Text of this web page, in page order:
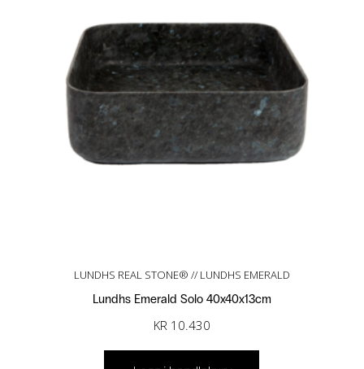
LUNDHS REAL STONE® // LUNDHS EMERALD
Lundhs Emerald Solo 40x40x13cm
KR10.430